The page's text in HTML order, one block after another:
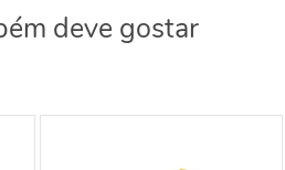
deve gostar